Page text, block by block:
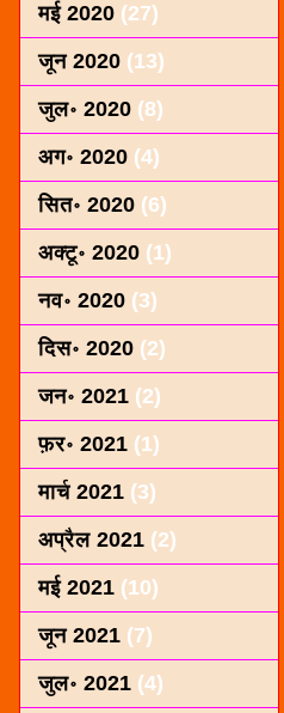
मई 2020 (27)
जून 2020 (13)
जुल॰ 2020 (8)
अग॰ 2020 (4)
सित॰ 2020 (6)
अक्टू॰ 2020 (1)
नव॰ 2020 (3)
दिस॰ 2020 (2)
जन॰ 2021 (2)
फ़र॰ 2021 (1)
मार्च 2021 (3)
अप्रैल 2021 (2)
मई 2021 (10)
जून 2021 (7)
जुल॰ 2021 (4)